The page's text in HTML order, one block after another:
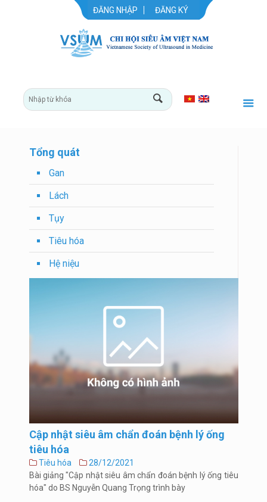
ĐĂNG NHẬP ĐĂNG KÝ
Tổng quát
Gan
Lách
Tụy
Tiêu hóa
Hệ niệu
Cập nhật siêu âm chẩn đoán bệnh lý ống
tiêu hóa
Tiêu hóa
28/12/2021
Bài giảng "Cập nhật siêu âm chẩn đoán bệnh lý ống tiêu
hóa" do BS Nguyễn Quang Trọng trình bày